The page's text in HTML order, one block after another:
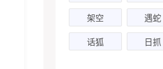
架空 遇蛇
话狐 日抓